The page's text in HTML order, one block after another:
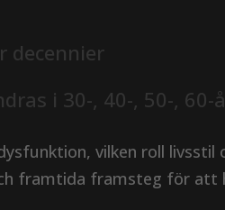
decennier
i 30-, 40-, 50-,
vilken roll livsstil
framtida framsteg för att